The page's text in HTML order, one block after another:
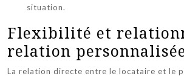
situation.
Flexibilité et
relation
La relation directe entre le locataire et le